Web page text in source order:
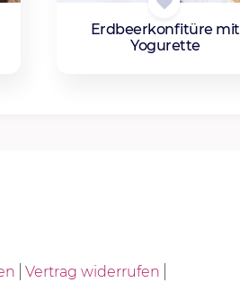
Erdbeerkonfitüre mit
Yogurette
Vertrag widerrufen